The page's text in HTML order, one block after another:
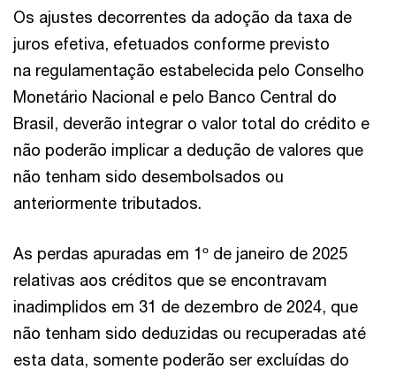
Os ajustes decorrentes da adoção da taxa de
juros efetiva, efetuados conforme previsto
na regulamentação estabelecida pelo Conselho
Monetário Nacional e pelo Banco Central do
Brasil, deverão integrar o valor total do crédito e
não poderão implicar a dedução de valores que
não tenham sido desembolsados ou
anteriormente tributados.
As perdas apuradas em 1º de janeiro de 2025
relativas aos créditos que se encontravam
inadimplidos em 31 de dezembro de 2024, que
não tenham sido deduzidas ou recuperadas até
esta data, somente poderão ser excluídas do